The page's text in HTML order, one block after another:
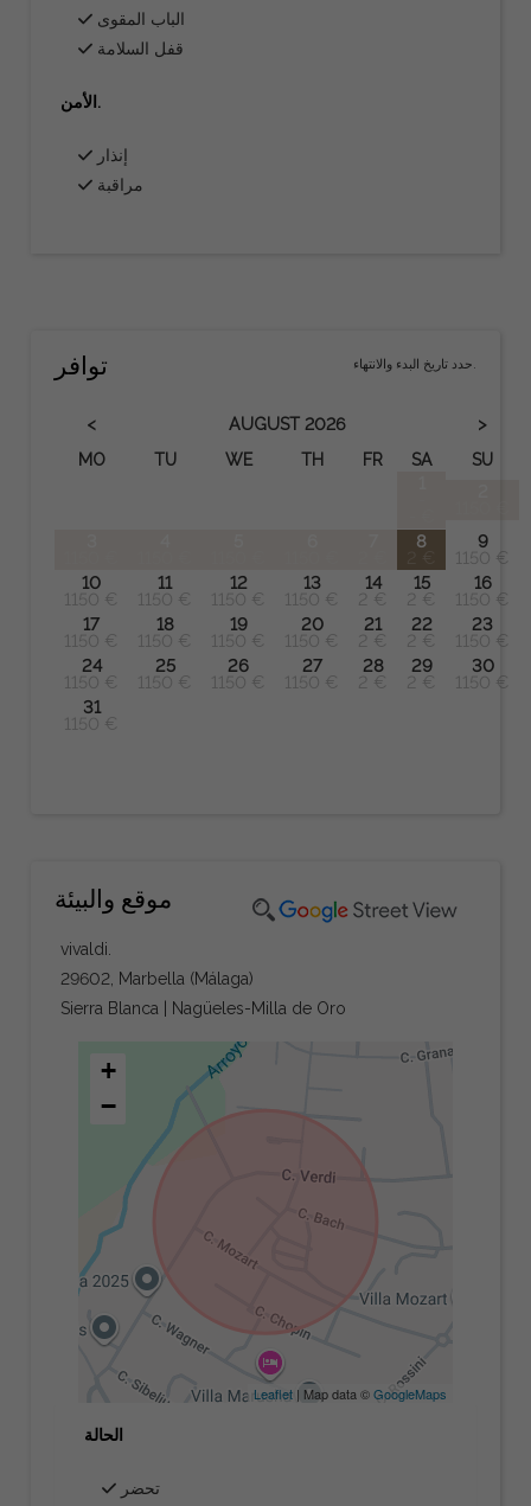
الباب المقوى
قفل السلامة
الأمن.
إنذار
مراقبة
توافر
< AUGUST 2026
>
MO
TU WE TH FR SA SU
8
9
1150 €
10
1150 €
11
1150 €
12
1150 €
13
1150 €
14
2 €
15
2 €
16
1150 €
17
1150 €
18
1150 €
19
1150 €
20
1150 €
21
2 €
22
2 €
23
1150 €
24
1150 €
25
1150 €
26
1150 €
27
1150 €
28
2 €
29
2 €
30
1150 €
31
1150 €
موقع والبيئة
vivaldi.
29602, Marbella (Málaga)
Sierra Blanca | Nagüeles-Milla de Oro
+
−
Leaflet| Map data ©GoogleMaps
الحالة
تحضر